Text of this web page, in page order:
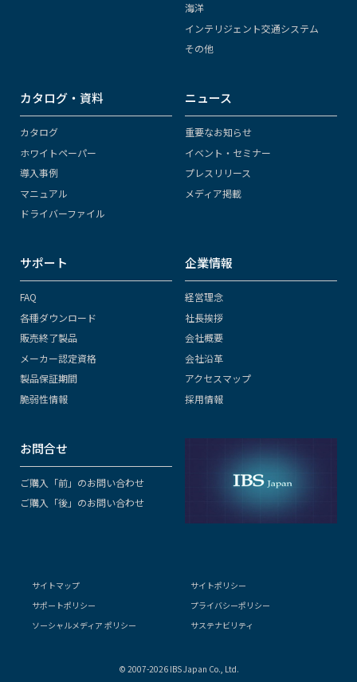
海洋
インテリジェント交通システム
その他
カタログ・資料
カタログ
ホワイトペーパー
導入事例
マニュアル
ドライバーファイル
ニュース
重要なお知らせ
イベント・セミナー
プレスリリース
メディア掲載
サポート
FAQ
各種ダウンロード
販売終了製品
メーカー認定資格
製品保証期間
脆弱性情報
企業情報
経営理念
社長挨拶
会社概要
会社沿革
アクセスマップ
採用情報
お問合せ
ご購入「前」のお問い合わせ
ご購入「後」のお問い合わせ
サイトマップ
サイトポリシー
サポートポリシー
プライバシーポリシー
ソーシャルメディア ポリシー
サステナビリティ
© 2007-2026 IBS Japan Co., Ltd.